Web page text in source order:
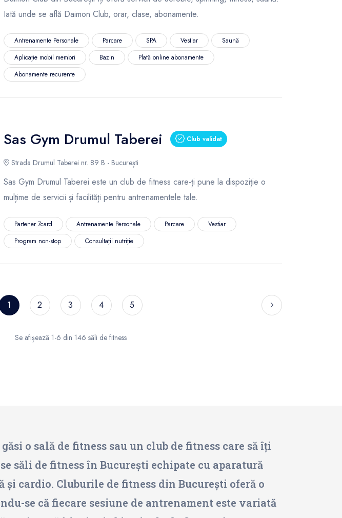
Iată unde se află Daimon Club, orar, clase, abonamente.
Antrenamente Personale Parcare SPA Vestiar
Saună
Aplicație mobil membri
Bazin
Plată online abonamente
Abonamente recurente
Sas Gym Drumul Taberei Club validat
Strada Drumul Taberei nr. 89 B - București
Sas Gym Drumul Taberei este un club de fitness care-ți pune la dispoziție o
mulțime de servicii și facilități pentru antrenamentele tale.
Partener 7card Antrenamente Personale Parcare
Vestiar
Program non-stop
Consultații nutriție
1 2 3 4 5
Se afișează 1-6 din 146 săli de fitness
o sală de fitness sau un club de fitness care să îți
săli de fitness în București echipate cu aparatură
cardio. Cluburile de fitness din București oferă o
se că fiecare sesiune de antrenament este variată